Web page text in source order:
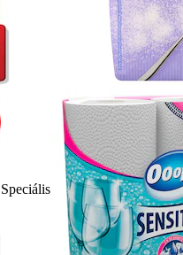
Speciális